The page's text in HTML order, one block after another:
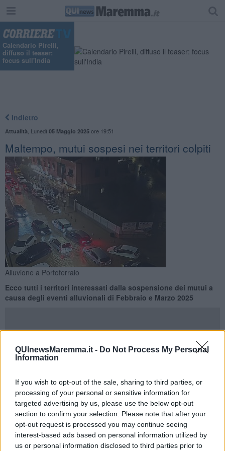
QUInewsMaremma.it - Do Not Process My Personal
Information
If you wish to opt-out of the sale, sharing to third parties, or
processing of your personal or sensitive information for
targeted advertising by us, please use the below opt-out
section to confirm your selection. Please note that after your
opt-out request is processed you may continue seeing
interest-based ads based on personal information utilized by
us or personal information disclosed to third parties prior to
Calendario Pirelli,
diffuso il teaser:
focus sull'India
Indietro
Attualità Lunedì 05 Maggio 2025ore 19:51
Maltempo, mutui sospesi nei territori colpiti
Alluvione a Portoferraio
Ecco tutti i territori interessati dalla sospensione dei mutui a
causa degli eventi alluvionali di Febbraio e Marzo 2025
PROVINCIA DI LIVORNO —
circolare agli Associati nella quale segnala che è stata pubblicata,
sul sito del Dipartimento della Protezione Civile, l’Ordinanza del
Capo Dipartimento della Protezione Civile con cui è stata adottata
una misura disospensione del pagamento delle rate dei mutui,
in conseguenza degli eccezionali eventi meteorologici verificatisi dal
12 al 14 Febbraio 2025 nel territorio deiComuni di Isola del
Giglio, di Monte Argentario e di Orbetello della provincia di